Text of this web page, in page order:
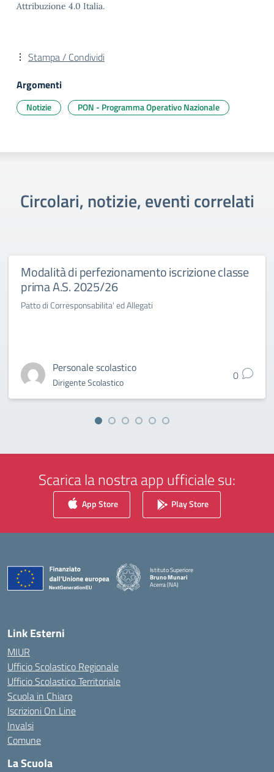
Attribuzione 4.0 Italia.
Stampa / Condividi
Argomenti
Notizie PON - Programma Operativo Nazionale
Circolari, notizie, eventi correlati
Modalità di perfezionamento iscrizione classe
prima A.S. 2025/26
Patto di Corresponsabilita' ed Allegati
Personale scolastico
Dirigente Scolastico 0
Scarica la nostra app ufficiale su:
App Store Play Store
Istituto Superiore
Bruno Munari
Acerra (NA)
Link Esterni
MIUR
Ufficio Scolastico Regionale
Ufficio Scolastico Territoriale
Scuola in Chiaro
Iscrizioni On Line
Invalsi
Comune
La Scuola